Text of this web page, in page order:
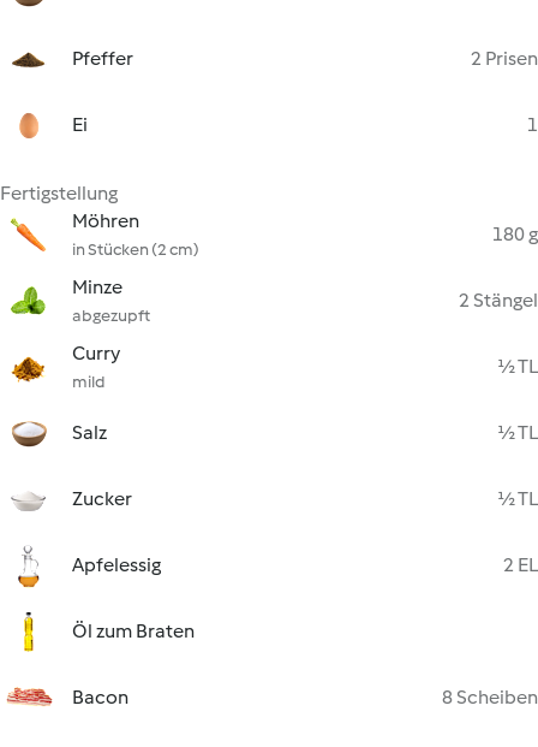
Pfeffer 2 Prisen
Ei 1
Fertigstellung
Möhren
in Stücken (2 cm)
180 g
Minze
abgezupft
2 Stängel
Curry
mild
½ TL
Salz ½ TL
Zucker ½ TL
Apfelessig 2 EL
Öl zum Braten
Bacon 8 Scheiben